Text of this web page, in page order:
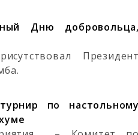
Дню
по